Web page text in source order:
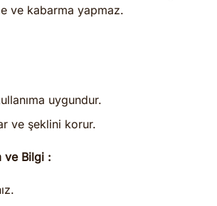
ve kabarma yapmaz.
uygundur.
ve şeklini korur.
ve Bilgi :